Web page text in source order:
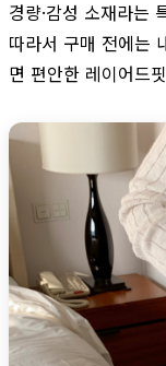
경량·감성 소재라는
따라서 구매 전에는
면 편안한 레이어드